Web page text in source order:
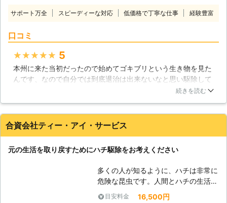
チが大群で襲いかかるということも考
を好み、そこを住処とする性質があり
リがお家の中に侵入してしまうと、付
着している雑菌やウィルスが人間の生
活スペースに充満し、人間が何らかの
病気に罹ってしまう危険性も大いにあ
ります。さらに、ゴキブリは仲間の死
骸も平気でエサにするので、ゴキブリ
呼び寄せる事態まで引き起こしてしま
います。 【お任せを】 そんなゴキブ
リの駆除は是非「株式会社アンチー
タ」におまかせください！当社はゴキ
ブリをはじめ、シロアリなどの害虫を
駆除してきた実績がございます。これ
サポート万全 スピーディーな対応 低価格で丁寧な仕事 経験豊富
口コミ
★★★★★ 5
本州に来た当初だったので始めてゴキブリという生き物を見た
んです、なので自分では到底退治は出来ないなと思い駆除して
もらいました、一般的には1匹見たら100匹はいると言われてま
って思ってます、料金も良心的だと思いますよ、見積もりは無
料でした
福岡県 福岡市東区 2016年11月30日
続きを読む
合資会社ティー・アイ・サービス
元の生活を取り戻すためにハチ駆除をお考えください
多くの人が知るように、ハチは非常に
危険な昆虫です。人間とハチの生活圏
が重なるようになり、それに伴って人
目安料金 16,500円